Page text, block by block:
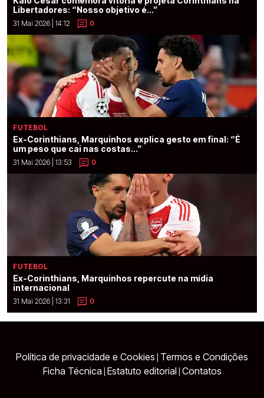
Libertadores: “Nosso objetivo é...”
31 Mai 2026 | 14:12 0
FUTEBOL
Ex-Corinthians, Marquinhos explica gesto em final: “É
um peso que cai nas costas...”
31 Mai 2026 | 13:53 0
FUTEBOL
Ex-Corinthians, Marquinhos repercute na mídia
internacional
31 Mai 2026 | 13:31 0
Política de privacidade e Cookies Termos e Condições
Ficha Técnica Estatuto editorial Contatos